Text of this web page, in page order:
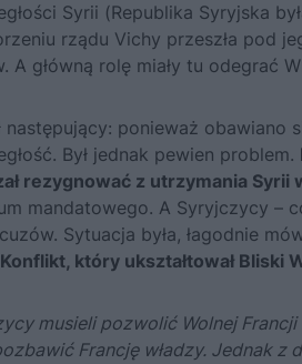
Syrii (Republika Syryjska
rządu Vichy przeszła pod
A główną rolę miały tu odegrać
następujący: ponieważ
Był jednak pewien problem.
rezygnować z utrzymania
mandatowego. A Syryjczycy –
Sytuacja była, łagodnie
który ukształtował Bliski
musieli pozwolić Wolnej
Francję władzy. Jednak z